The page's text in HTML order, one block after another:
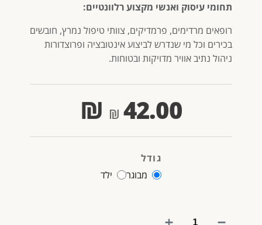
תחומי עיסוק ואנשי מקצוע רלוונטיים:
רופאים מרדימים, פרמדיקים, צוותי טיפול נמרץ, חובשים
בכירים וכל מי שנדרש לביצוע אינטובציה ופרוצדורות
ניהול נתיב אוויר מדויקות ובטוחות.
42.00
₪
גודל
מבוגר
ילד